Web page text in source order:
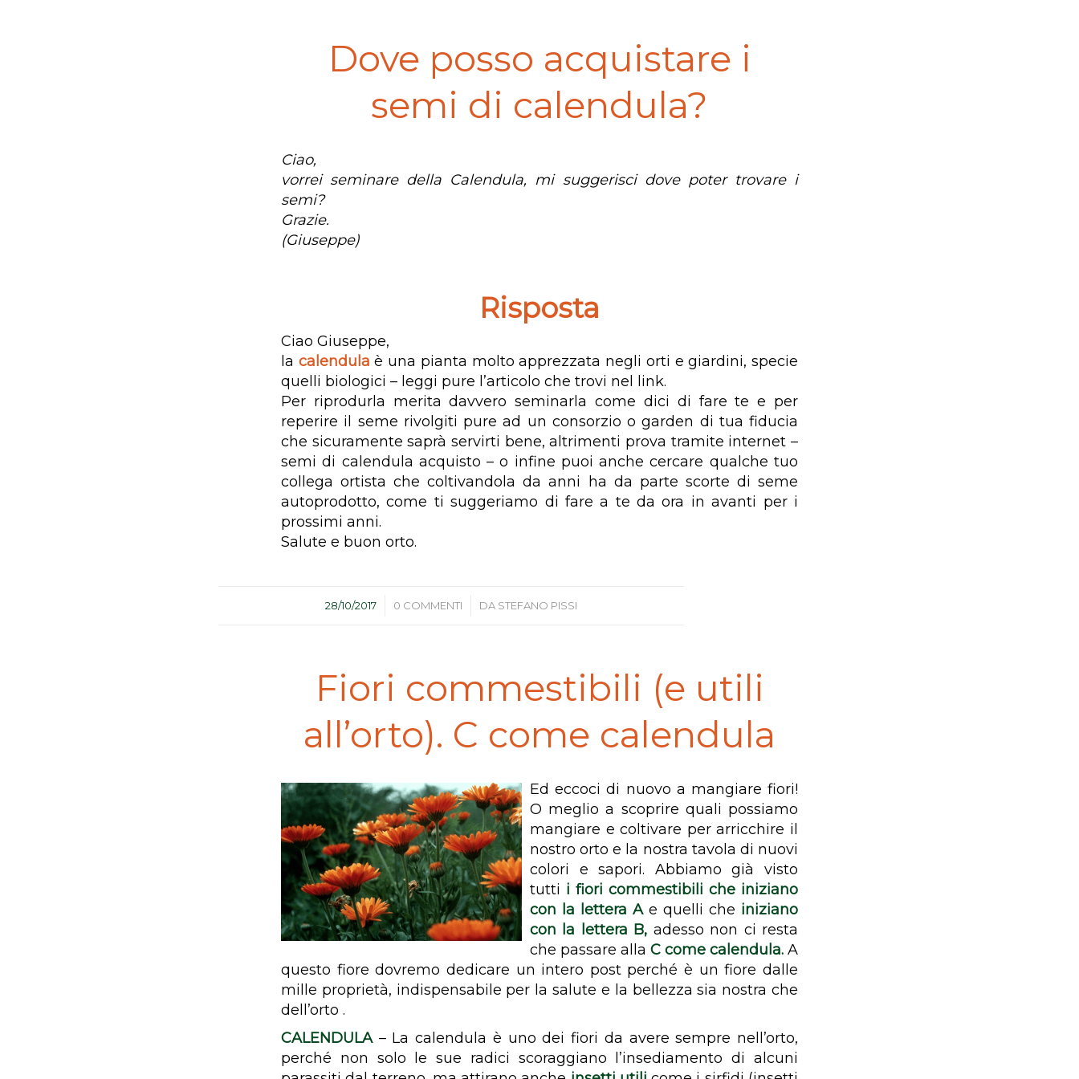
Dove posso acquistare i
semi di calendula?
Ciao,
vorrei seminare della Calendula, mi suggerisci dove poter trovare i
semi?
Grazie.
(Giuseppe)
Risposta
Ciao Giuseppe,
la calendula è una pianta molto apprezzata negli orti e giardini, specie
quelli biologici – leggi pure l’articolo che trovi nel link.
Per riprodurla merita davvero seminarla come dici di fare te e per
reperire il seme rivolgiti pure ad un consorzio o garden di tua fiducia
che sicuramente saprà servirti bene, altrimenti prova tramite internet –
semi di calendula acquisto – o infine puoi anche cercare qualche tuo
collega ortista che coltivandola da anni ha da parte scorte di seme
autoprodotto, come ti suggeriamo di fare a te da ora in avanti per i
prossimi anni.
Salute e buon orto.
28/10/2017
/ 0 COMMENTI
/ DA STEFANO PISSI
Fiori commestibili (e utili
all’orto). C come calendula
Ed eccoci di nuovo a mangiare fiori!
O meglio a scoprire quali possiamo
mangiare e coltivare per arricchire il
nostro orto e la nostra tavola di nuovi
colori e sapori. Abbiamo già visto
tutti i fiori commestibili che iniziano
con la lettera Ae quelli che iniziano
con la lettera B, adesso non ci resta
che passare alla C come calendula. A
questo fiore dovremo dedicare un intero post perché è un fiore dalle
mille proprietà, indispensabile per la salute e la bellezza sia nostra che
dell’orto .
CALENDULA – La calendula è uno dei fiori da avere sempre nell’orto,
perché non solo le sue radici scoraggiano l’insediamento di alcuni